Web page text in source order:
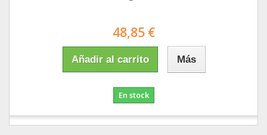
48,85 €
Añadir al carrito Más
En stock